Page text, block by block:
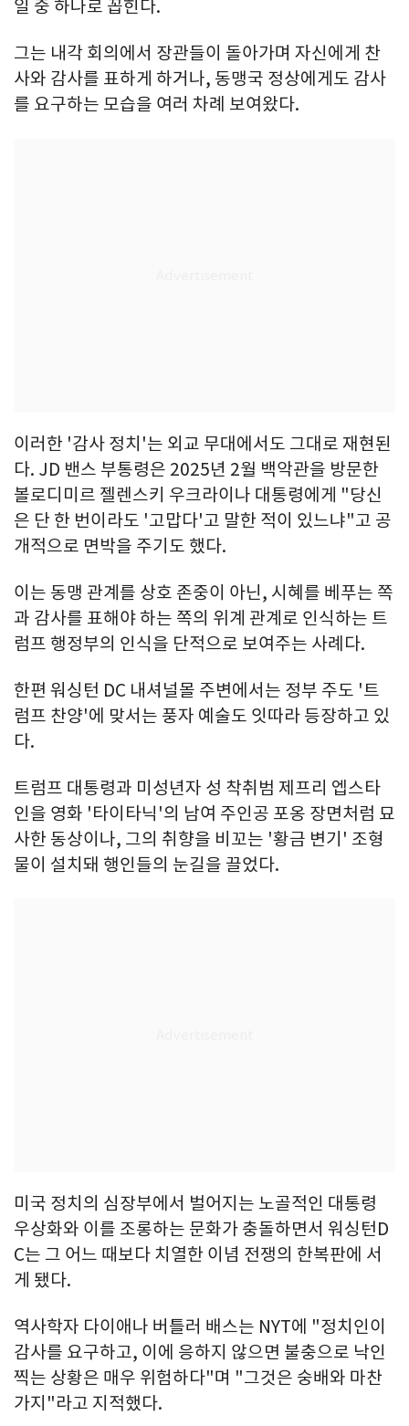
일 중 하나로 꼽힌다.
그는 내각 회의에서 장관들이 돌아가며 자신에게 찬
사와 감사를 표하게 하거나, 동맹국 정상에게도 감사
를 요구하는 모습을 여러 차례 보여왔다.
이러한 '감사 정치'는 외교 무대에서도 그대로 재현된
다. JD 밴스 부통령은 2025년 2월 백악관을 방문한
볼로디미르 젤렌스키 우크라이나 대통령에게 "당신
은 단 한 번이라도 '고맙다'고 말한 적이 있느냐"고 공
개적으로 면박을 주기도 했다.
이는 동맹 관계를 상호 존중이 아닌, 시혜를 베푸는 쪽
과 감사를 표해야 하는 쪽의 위계 관계로 인식하는 트
럼프 행정부의 인식을 단적으로 보여주는 사례다.
한편 워싱턴 DC 내셔널몰 주변에서는 정부 주도 '트
럼프 찬양'에 맞서는 풍자 예술도 잇따라 등장하고 있
다.
트럼프 대통령과 미성년자 성 착취범 제프리 엡스타
인을 영화 '타이타닉'의 남여 주인공 포옹 장면처럼 묘
사한 동상이나, 그의 취향을 비꼬는 '황금 변기' 조형
물이 설치돼 행인들의 눈길을 끌었다.
미국 정치의 심장부에서 벌어지는 노골적인 대통령
우상화와 이를 조롱하는 문화가 충돌하면서 워싱턴D
C는 그 어느 때보다 치열한 이념 전쟁의 한복판에 서
게 됐다.
역사학자 다이애나 버틀러 배스는 NYT에 "정치인이
감사를 요구하고, 이에 응하지 않으면 불충으로 낙인
찍는 상황은 매우 위험하다"며 "그것은 숭배와 마찬
가지"라고 지적했다.